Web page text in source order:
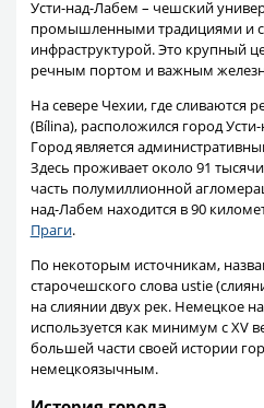
Усти-над-Лабем – чешский
промышленными традициями и
инфраструктурой. Это крупный
речным портом и важным
На севере Чехии, где сливаются
(Bílina), расположился город
Город является
Здесь проживает около 91
часть полумиллионной
над-Лабем находится в 90
Праги.
По некоторым источникам,
старочешского слова ustie
на слиянии двух рек. Немецкое
используется как минимум с XV
большей части своей истории
немецкоязычным.